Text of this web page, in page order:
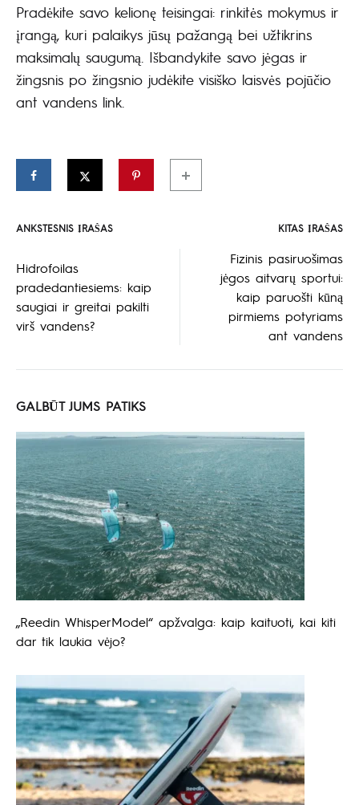
Pradėkite savo kelionę teisingai: rinkitės mokymus ir
įrangą, kuri palaikys jūsų pažangą bei užtikrins
maksimalų saugumą. Išbandykite savo jėgas ir
žingsnis po žingsnio judėkite visiško laisvės pojūčio
ant vandens link.
naršymas
ANKSTESNIS ĮRAŠAS KITAS ĮRAŠAS
Hidrofoilas
pradedantiesiems: kaip
saugiai ir greitai pakilti
virš vandens?
Fizinis pasiruošimas
jėgos aitvarų sportui:
kaip paruošti kūną
pirmiems potyriams
ant vandens
GALBŪT JUMS PATIKS
„Reedin WhisperModel“ apžvalga: kaip kaituoti, kai kiti
dar tik laukia vėjo?